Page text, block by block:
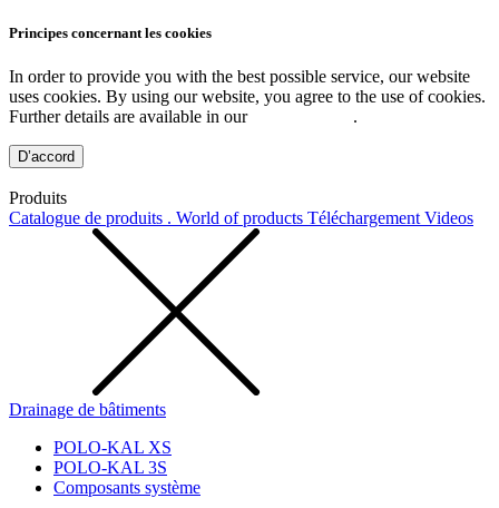
Principes concernant les cookies
In order to provide you with the best possible service, our website
uses cookies. By using our website, you agree to the use of cookies.
Further details are available in our
.
D’accord
Produits
Catalogue de produits . World of products Téléchargement Videos
Drainage de bâtiments
POLO-KAL XS
POLO-KAL 3S
Composants système